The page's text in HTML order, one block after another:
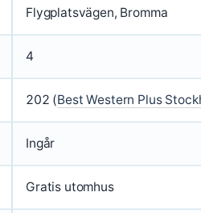
Flygplatsvägen, Bromma
4
202 (Best Western Plus
Ingår
Gratis utomhus